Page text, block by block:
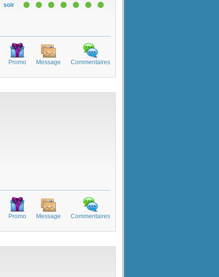
Promo Message Commentaires
soir
Promo Message Commentaires